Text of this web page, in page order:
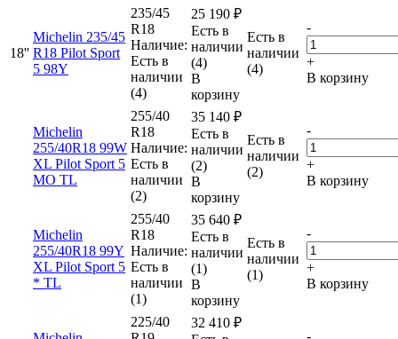
18''
Michelin 235/45
R18 Pilot Sport
5 98Y
235/45
R18
Наличие:
Есть в
наличии
(4)
25 190 ₽
Есть в
наличии
(4)
В
корзину
Есть в
наличии
(4)
-
+
В корзину
Michelin
255/40R18 99W
XL Pilot Sport 5
MO TL
255/40
R18
Наличие:
Есть в
наличии
(2)
35 140 ₽
Есть в
наличии
(2)
В
корзину
Есть в
наличии
(2)
-
+
В корзину
Michelin
255/40R18 99Y
XL Pilot Sport 5
* TL
255/40
R18
Наличие:
Есть в
наличии
(1)
35 640 ₽
Есть в
наличии
(1)
В
корзину
Есть в
наличии
(1)
-
+
В корзину
225/40
32 410 ₽
-